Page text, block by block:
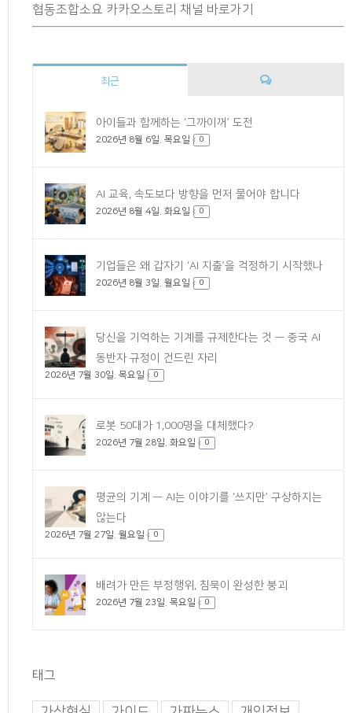
협동조합소요 카카오스토리 채널 바로가기
최근
아이들과 함께하는 ‘그까이꺼’ 도전
2026년 8월 6일. 목요일 0
AI 교육, 속도보다 방향을 먼저 물어야 합니다
2026년 8월 4일. 화요일 0
기업들은 왜 갑자기 ‘AI 지출’을 걱정하기 시작했나
2026년 8월 3일. 월요일 0
당신을 기억하는 기계를 규제한다는 것 — 중국 AI
동반자 규정이 건드린 자리
2026년 7월 30일. 목요일 0
로봇 50대가 1,000명을 대체했다?
2026년 7월 28일. 화요일 0
평균의 기계 — AI는 이야기를 ‘쓰지만’ 구상하지는
않는다
2026년 7월 27일. 월요일 0
배려가 만든 부정행위, 침묵이 완성한 붕괴
2026년 7월 23일. 목요일 0
태그